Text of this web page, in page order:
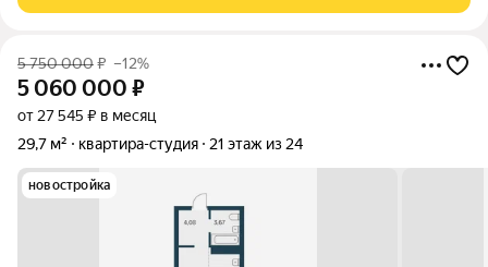
5 750 000₽ –12%
5 060 000 ₽
от 27 545 ₽ в месяц
29,7 м²
квартира-студия 21 этаж из 24
новостройка